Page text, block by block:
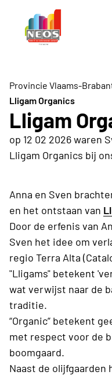
Provincie Vlaams-
Lligam Organics
Lligam
op 12 02 2026 waren
Lligam Organics bij
Anna en Sven
en het ontstaan van
Door de erfenis van
Sven het idee om
regio Terra Alta
"Lligams" betekent
wat verwijst naar de
traditie.
“Organic” betekent
met respect voor de
boomgaard.
Naast de olijfgaarden